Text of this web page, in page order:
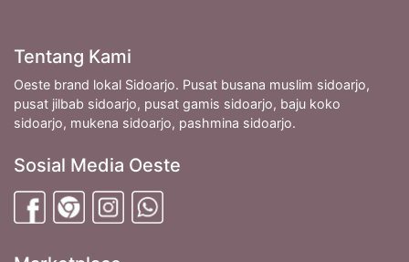
Tentang Kami
Oeste brand lokal Sidoarjo. Pusat busana muslim sidoarjo,
pusat jilbab sidoarjo, pusat gamis sidoarjo, baju koko
sidoarjo, mukena sidoarjo, pashmina sidoarjo.
Sosial Media Oeste